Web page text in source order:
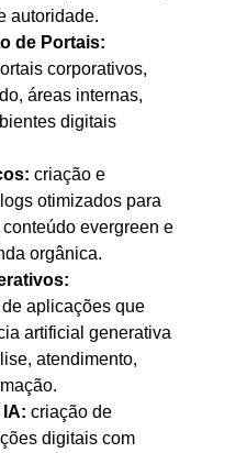
autoridade.
de Portais:
corporativos,
áreas internas,
digitais
criação e
otimizados para
evergreen e
orgânica.
aplicações que
artificial generativa
atendimento,
criação de
digitais com